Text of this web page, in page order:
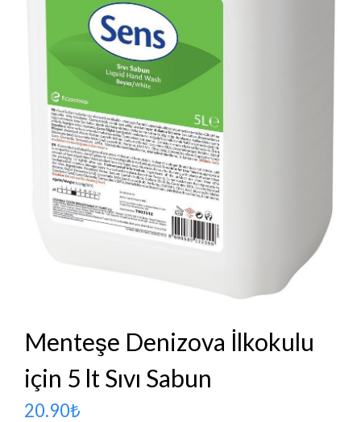
Menteşe Denizova İlkokulu
için 5 lt Sıvı Sabun
20.90₺